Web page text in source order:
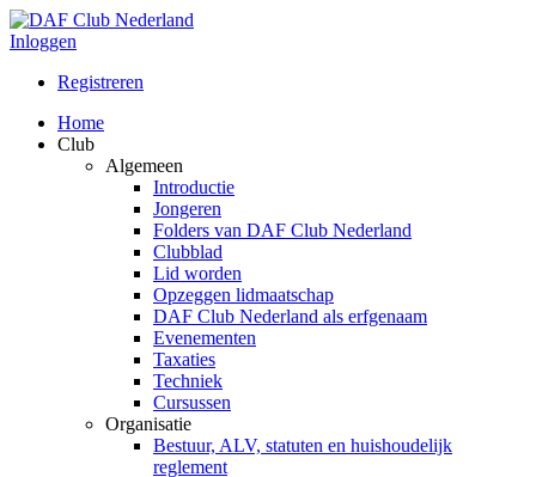
Inloggen
Registreren
Home
Club
Algemeen
Introductie
Jongeren
Folders van DAF Club Nederland
Clubblad
Lid worden
Opzeggen lidmaatschap
DAF Club Nederland als erfgenaam
Evenementen
Taxaties
Techniek
Cursussen
Organisatie
Bestuur, ALV, statuten en huishoudelijk
reglement